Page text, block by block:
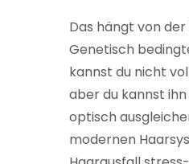
Das hängt von
Genetisch
kannst du nicht
aber du kannst
optisch
modernen